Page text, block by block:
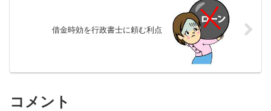
借金時効を行政書士に頼む利点
コメント